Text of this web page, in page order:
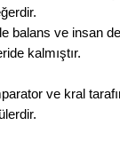
balans ve insan
kalmıştır.
ve kral